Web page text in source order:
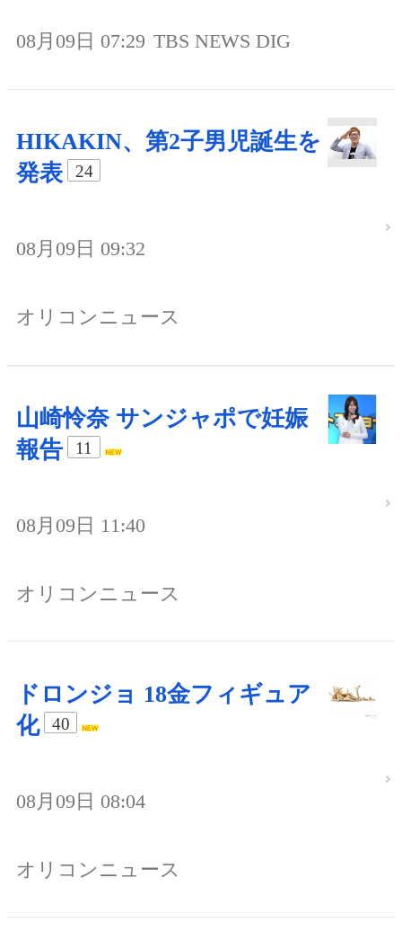
08月09日 07:29 TBS NEWS DIG
HIKAKIN、第2子男児誕生を
発表
24
08月09日 09:32
オリコンニュース
山崎怜奈 サンジャポで妊娠
報告
11
08月09日 11:40
オリコンニュース
ドロンジョ 18金フィギュア
化
40
08月09日 08:04
オリコンニュース